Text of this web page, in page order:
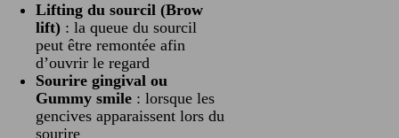
Lifting du sourcil (Brow
lift) : la queue du sourcil
peut être remontée afin
d’ouvrir le regard
Sourire gingival ou
Gummy smile : lorsque les
gencives apparaissent lors du
sourire